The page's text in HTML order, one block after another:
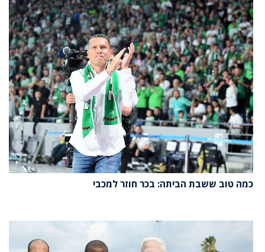
כמה טוב ששבת הביתה: בכר חוזר למכבי